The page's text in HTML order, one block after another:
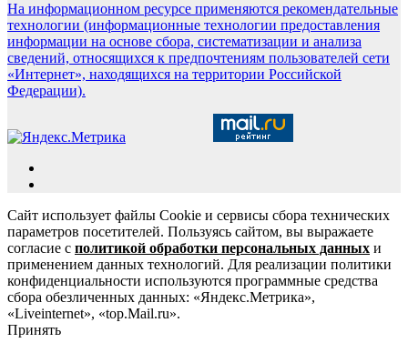
На информационном ресурсе применяются рекомендательные
технологии (информационные технологии предоставления
информации на основе сбора, систематизации и анализа
сведений, относящихся к предпочтениям пользователей сети
«Интернет», находящихся на территории Российской
Федерации).
Сайт использует файлы Cookie и сервисы сбора технических
параметров посетителей. Пользуясь сайтом, вы выражаете
согласие с политикой обработки персональных данных и
применением данных технологий. Для реализации политики
конфиденциальности используются программные средства
сбора обезличенных данных: «Яндекс.Метрика»,
«Liveinternet», «top.Mail.ru».
Принять